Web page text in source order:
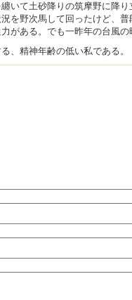
いて土砂降りの筑摩野に降
を野次馬して回ったけど、
がある。でも一昨年の台風の
、精神年齢の低い私である。